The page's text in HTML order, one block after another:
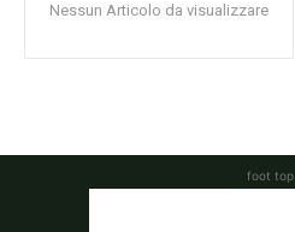
Nessun Articolo da visualizzare
foot top